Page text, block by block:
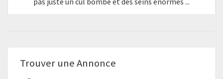
Trouver une Annonce